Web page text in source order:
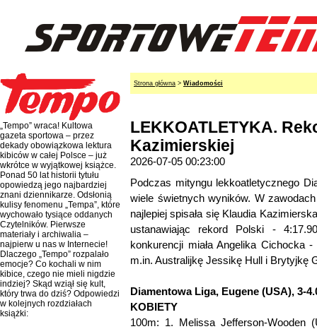
„Tempo” wraca! Kultowa
gazeta sportowa – przez
dekady obowiązkowa lektura
kibiców w całej Polsce – już
wkrótce w wyjątkowej książce.
Ponad 50 lat historii tytułu
opowiedzą jego najbardziej
znani dziennikarze. Odsłonią
kulisy fenomenu „Tempa”, które
wychowało tysiące oddanych
Czytelników. Pierwsze
materiały i archiwalia –
najpierw u nas w Internecie!
Dlaczego „Tempo” rozpalało
emocje? Co kochali w nim
kibice, czego nie mieli nigdzie
indziej? Skąd wziął się kult,
który trwa do dziś? Odpowiedzi
w kolejnych rozdziałach
książki:
Strona główna > Wiadomości
LEKKOATLETYKA.
Kazimierskiej
2026-07-05 00:23:00
Podczas mityngu lekkoatletycznego
wiele świetnych wyników. W
najlepiej spisała się Klaudia
ustanawiając rekord Polski -
konkurencji miała Angelika Cichocka
m.in. Australijkę Jessikę Hull i Brytyjkę
Diamentowa Liga, Eugene (USA), 3-
KOBIETY
100m: 1. Melissa Jefferson-Wooden